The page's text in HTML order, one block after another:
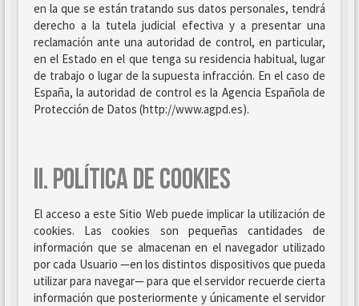
en la que se están tratando sus datos personales, tendrá
derecho a la tutela judicial efectiva y a presentar una
reclamación ante una autoridad de control, en particular,
en el Estado en el que tenga su residencia habitual, lugar
de trabajo o lugar de la supuesta infracción. En el caso de
España, la autoridad de control es la Agencia Española de
Protección de Datos (http://www.agpd.es).
II. POLÍTICA DE COOKIES
El acceso a este Sitio Web puede implicar la utilización de
cookies. Las cookies son pequeñas cantidades de
información que se almacenan en el navegador utilizado
por cada Usuario —en los distintos dispositivos que pueda
utilizar para navegar— para que el servidor recuerde cierta
información que posteriormente y únicamente el servidor